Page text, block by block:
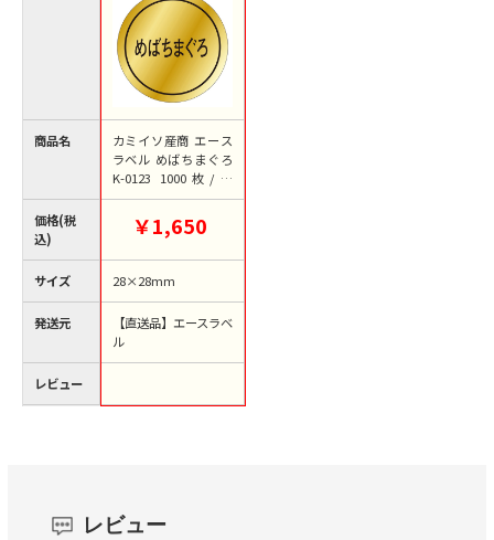
商品名
価格(税
込)
サイズ
発送元
レビュー
カミイソ産商 エース
ラベル めばちまぐろ
K-0123 1000枚/袋
（ご注文単位1袋）
￥1,650
28×28mm
【直送品】エースラベ
ル
レビュー